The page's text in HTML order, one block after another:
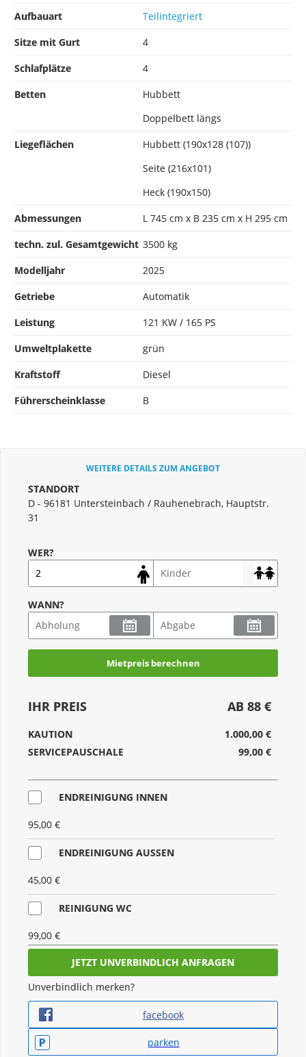
Aufbauart
Teilintegriert
Sitze mit Gurt
4
Schlafplätze
4
Betten
Hubbett
Doppelbett längs
Liegeflächen
Hubbett (190x128 (107))
Seite (216x101)
Heck (190x150)
Abmessungen
L 745 cm x B 235 cm x H 295 cm
techn. zul. Gesamtgewicht 3500 kg
Modelljahr
2025
Getriebe
Automatik
Leistung
121 KW / 165 PS
Umweltplakette
grün
Kraftstoff
Diesel
Führerscheinklasse
B
WEITERE DETAILS ZUM ANGEBOT
STANDORT
D - 96181 Untersteinbach / Rauhenebrach, Hauptstr.
31
WER?
WANN?
Mietpreis berechnen
IHR PREIS AB 88 €
KAUTION
1.000,00 €
SERVICEPAUSCHALE
99,00 €
ENDREINIGUNG INNEN
95,00 €
ENDREINIGUNG AUSSEN
45,00 €
REINIGUNG WC
99,00 €
SET CAMPINGMÖBEL
45,00 €
50,00 €
Unverbindlich merken?
facebook
parken